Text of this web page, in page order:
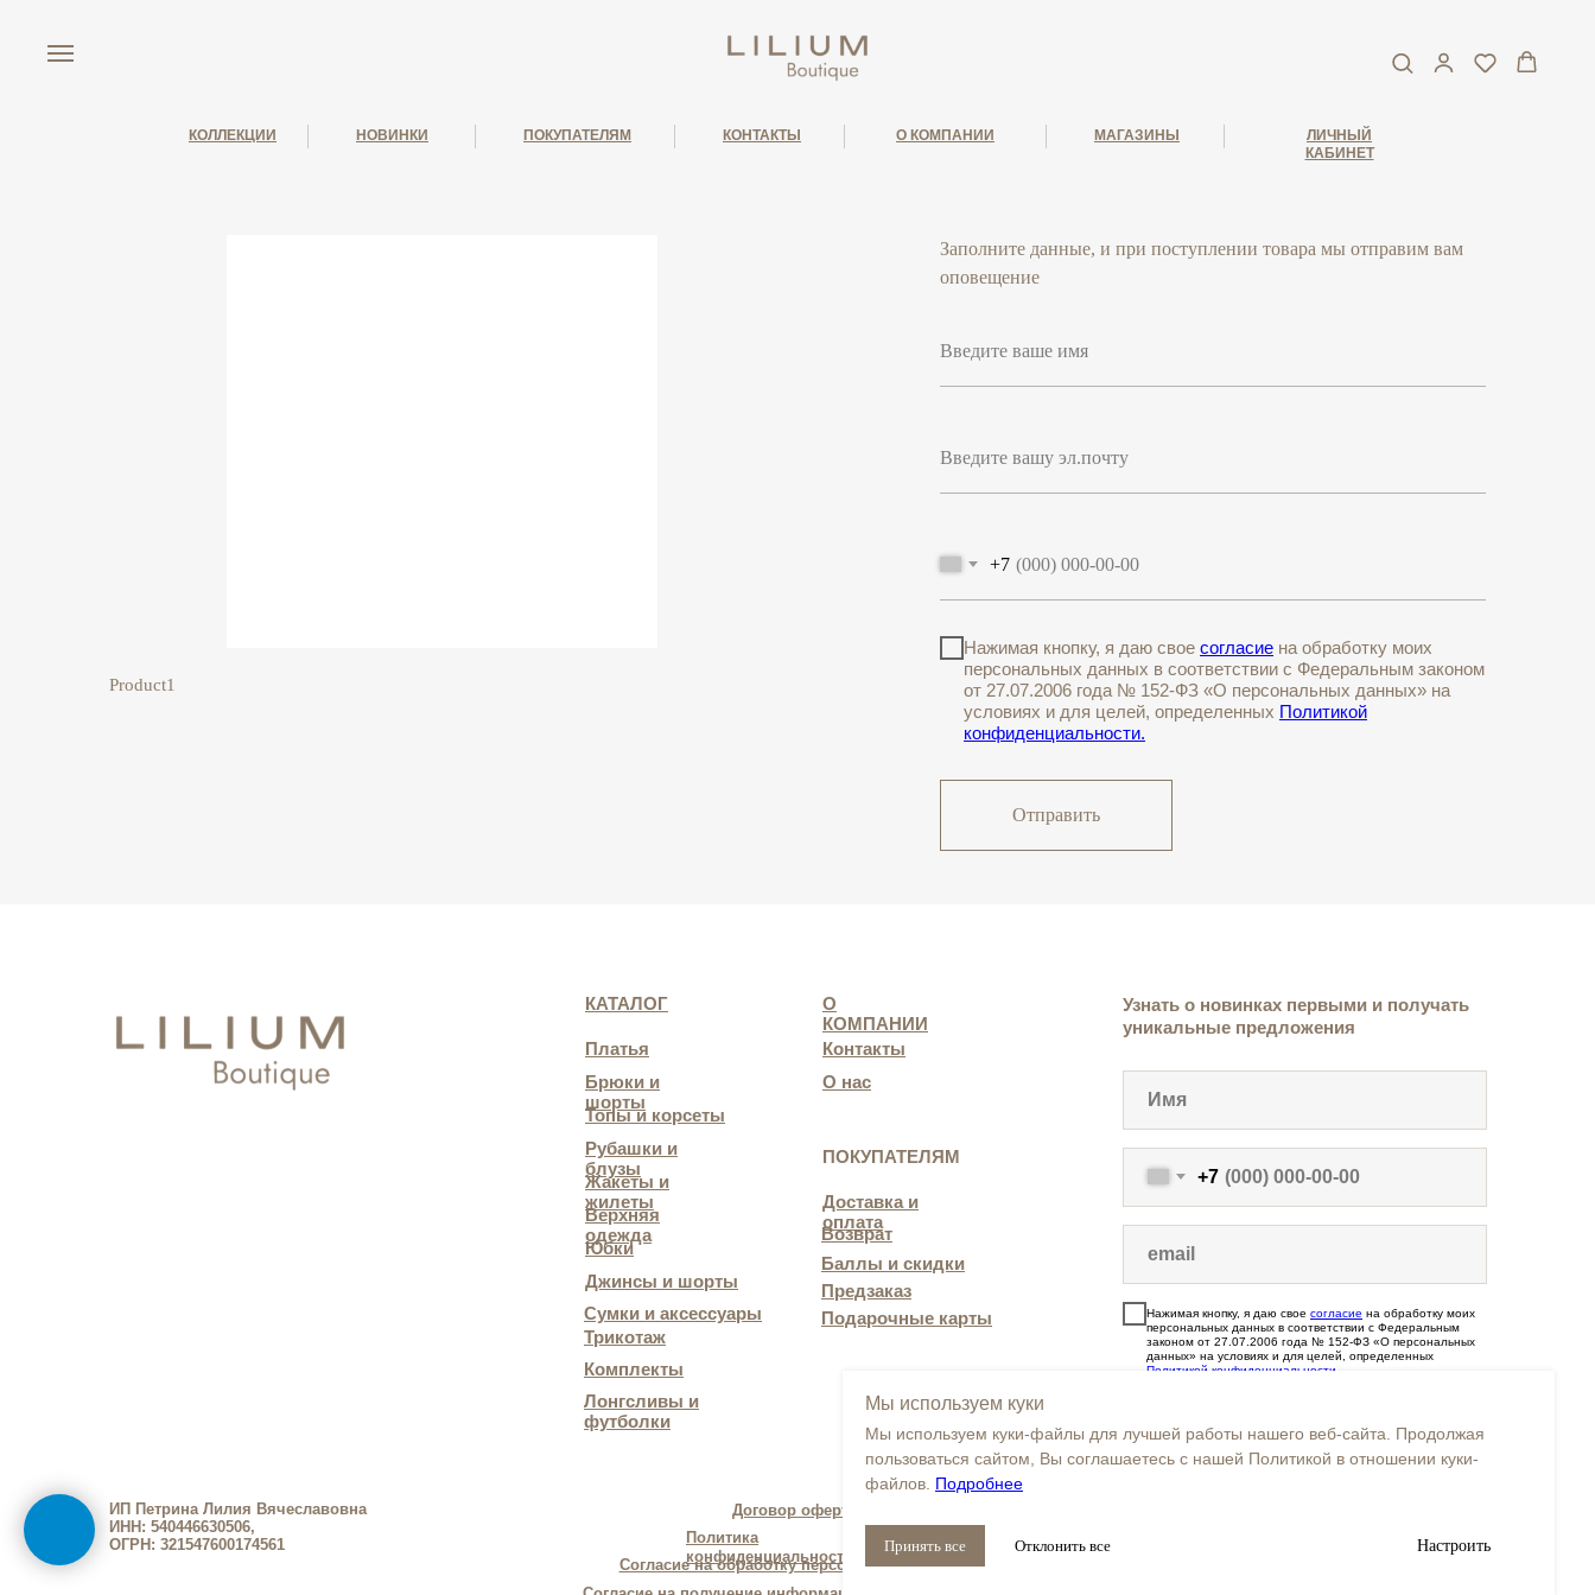
КОЛЛЕКЦИИ НОВИНКИ ПОКУПАТЕЛЯМ КОНТАКТЫ О КОМПАНИИ МАГАЗИНЫ
ЛИЧНЫЙ
КАБИНЕТ
Product1
Заполните данные, и при поступлении товара мы отправим вам
оповещение
+7
Нажимая кнопку, я даю свое согласие на обработку моих
персональных данных в соответствии с Федеральным законом
от 27.07.2006 года № 152-ФЗ «О персональных данных» на
условиях и для целей, определенных Политикой
конфиденциальности.
Отправить
ПОКУПАТЕЛЯМ
О
КОМПАНИИ
КАТАЛОГ
Доставка и
оплата
Баллы и скидки
Контакты
Возврат
Предзаказ
О нас
Платья
Брюки и
шорты
Топы и корсеты
Рубашки и
блузы
Жакеты и
жилеты
Верхняя
одежда
Сумки и аксессуары
Трикотаж
Комплекты
Лонгсливы и
футболки
Подарочные карты
Юбки
Джинсы и шорты
Узнать о новинках первыми и получать
уникальные предложения
Политика
конфиденциальности
+7
Нажимая кнопку, я даю свое согласие на обработку моих
персональных данных в соответствии с Федеральным
законом от 27.07.2006 года № 152-ФЗ «О персональных
данных» на условиях и для целей, определенных
Политикой конфиденциальности
Подписаться
Договор оферты
Согласие на обработку персональных данных
ИП Петрина Лилия Вячеславовна
ИНН: 540446630506,
ОГРН: 321547600174561
Мы используем куки
Мы используем куки-файлы для лучшей работы нашего веб-сайта. Продолжая
пользоваться сайтом, Вы соглашаетесь с нашей Политикой в отношении куки-
файлов. Подробнее
Принять все Отклонить все Настроить